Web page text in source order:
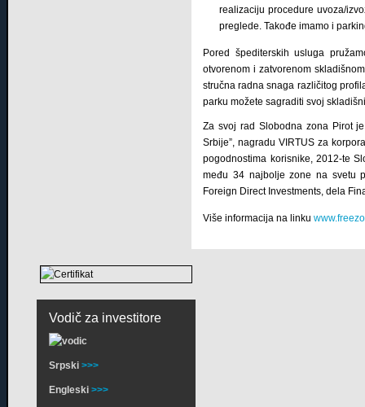
realizaciju procedure uvoza/
preglede. Takođe imamo i
Pored špediterskih usluga
otvorenom i zatvorenom
stručna radna snaga različitog
parku možete sagraditi svoj
Za svoj rad Slobodna zona Pirot
Srbije”, nagradu VIRTUS za
pogodnostima korisnike, 2012-te
među 34 najbolje zone na svetu
Foreign Direct Investments, dela
Više informacija na linku
Vodič za investitore
Srpski>>>
Engleski>>>